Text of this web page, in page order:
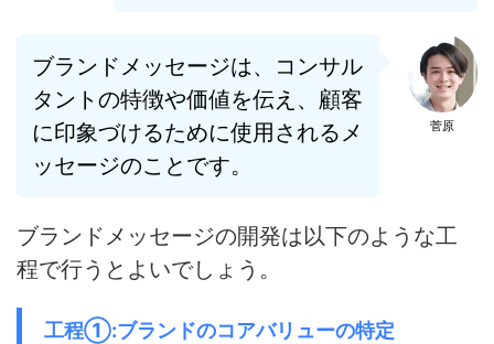
菅原
ブランドメッセージは、コンサル
タントの特徴や価値を伝え、顧客
に印象づけるために使用されるメ
ッセージのことです。
ブランドメッセージの開発は以下のような工
程で行うとよいでしょう。
工程①:ブランドのコアバリューの特定